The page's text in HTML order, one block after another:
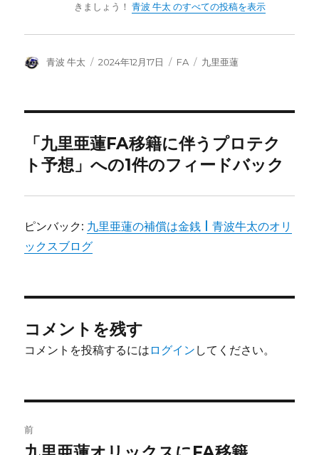
きましょう！青波 牛太 のすべての投稿を表示
投
青波 牛太
投
2024年12月17日
カ
FA
タ
九里亜蓮
「九里亜蓮FA移籍に伴うプロテク
ト予想」への1件のフィードバック
ピンバック: 九里亜蓮の補償は金銭 | 青波牛太のオリ
ックスブログ
コメントを残す
コメントを投稿するには ログイン してください。
稿
前
前